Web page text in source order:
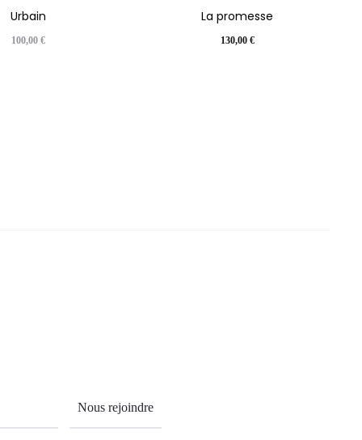
Urbain
100,00 €
La promesse
130,00 €